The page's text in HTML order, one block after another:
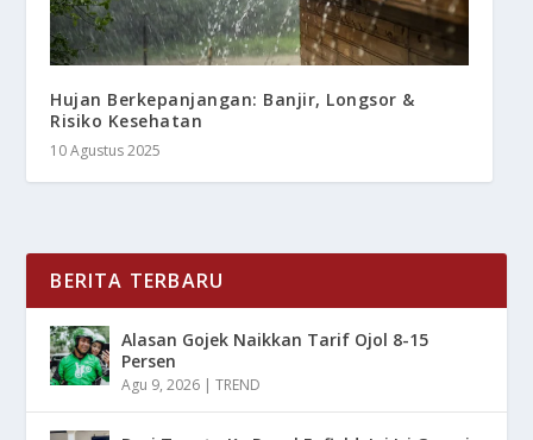
Hujan Berkepanjangan: Banjir, Longsor &
Risiko Kesehatan
10 Agustus 2025
BERITA TERBARU
Alasan Gojek Naikkan Tarif Ojol 8-15
Persen
Agu 9, 2026 |TREND